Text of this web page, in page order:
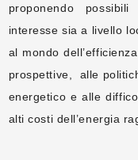
proponendo
interesse sia a livello
al mondo
prospettive, alle
energetico e alle
alti costi dell’energia